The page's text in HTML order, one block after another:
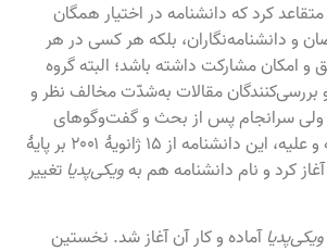
متقاعد کرد که دانشنامه در اختیار همگان
و دانشنامه‌نگاران، بلکه هر کسی در هر
و امکان مشارکت داشته باشد؛ البته گروه
بررسی‌کنندگان مقالات به‌شدّت مخالف نظر و
ولی سرانجام پس از بحث و گفت‌وگوهای
بسیار و طرح دلایلِ له و علیه، این دانشنامه از ۱۵ ژانویهٔ ۲۰۰۱ بر پایهٔ
کرد و نام دانشنامه هم به ویکی‌پدیاتغییر
ویکی‌پدیاآماده و کار آن آغاز شد. نخستین